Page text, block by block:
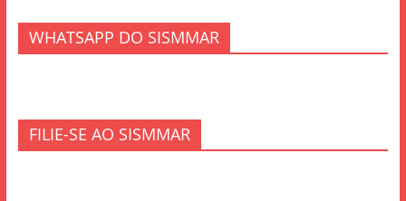
WHATSAPP DO SISMMAR
FILIE-SE AO SISMMAR